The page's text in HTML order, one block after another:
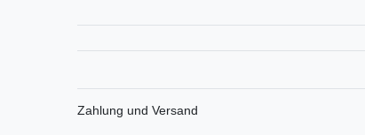
Zahlung und Versand